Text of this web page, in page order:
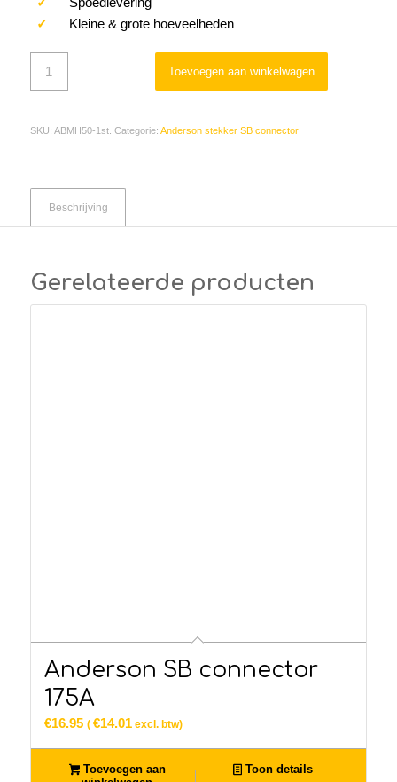
✓ Kleine & grote hoeveelheden
Toevoegen aan winkelwagen
SKU: ABMH50-1st. Categorie: Anderson stekker SB connector
Beschrijving
Gerelateerde producten
Anderson SB connector
175A
€16.95 ( €14.01excl. btw)
Toevoegen aan
Toon details